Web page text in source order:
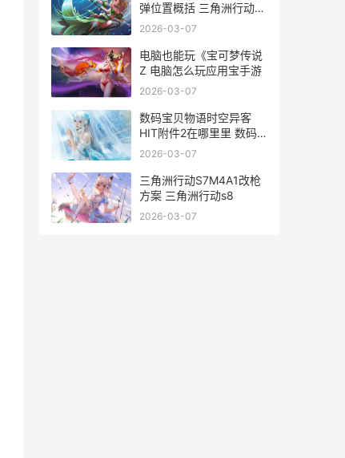
弹位置概括 三角洲行动
S7拆弹任务
2026-03-07
电脑也能玩《宝可梦传说
Z 电脑怎么玩应用宝手游
2026-03-07
数码宝贝物语时空异客
HIT附件2在哪里里 数码
宝贝物语时空异客再次飞
2026-03-07
三角洲行动S7M4A1改枪
方案 三角洲行动s8
2026-03-07